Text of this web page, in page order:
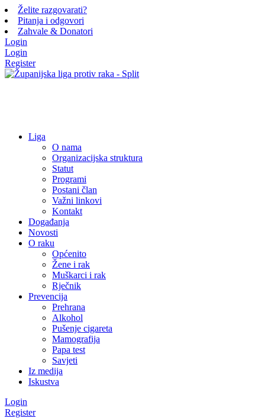
Želite razgovarati?
Pitanja i odgovori
Zahvale & Donatori
Login
Login
Register
Liga
O nama
Organizacijska struktura
Statut
Programi
Postani član
Važni linkovi
Kontakt
Događanja
Novosti
O raku
Općenito
Žene i rak
Muškarci i rak
Rječnik
Prevencija
Prehrana
Alkohol
Pušenje cigareta
Mamografija
Papa test
Savjeti
Iz medija
Iskustva
Login
Register